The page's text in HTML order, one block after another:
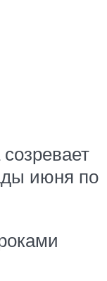
июня по